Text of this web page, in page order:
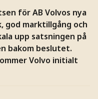
för AB Volvos nya
god marktillgång och
upp satsningen på
bakom beslutet.
Volvo initialt